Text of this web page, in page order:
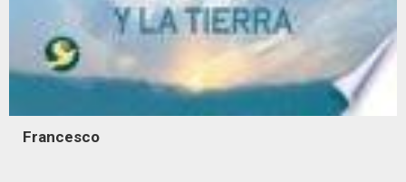
Francesco